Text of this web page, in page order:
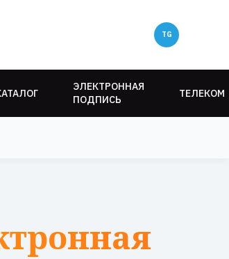
ЭЛЕКТРОННАЯ
ПОДПИСЬ
ТЕЛЕКОМ